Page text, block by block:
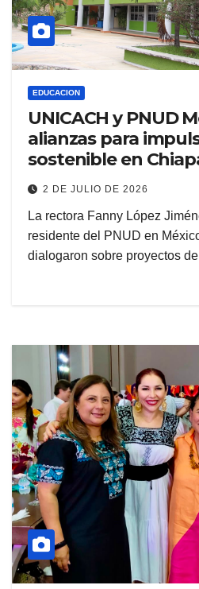
EDUCACION
UNICACH y PNUD
alianzas para
sostenible en
2 DE JULIO DE 2026
La rectora Fanny López
residente del PNUD en
dialogaron sobre proyectos